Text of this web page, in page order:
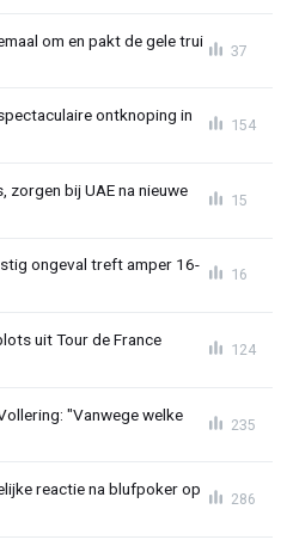
om en pakt de gele trui
37
ontknoping in
154
zorgen bij UAE na nieuwe
15
ongeval treft amper 16-
16
uit Tour de France
124
"Vanwege welke
235
reactie na blufpoker op
286